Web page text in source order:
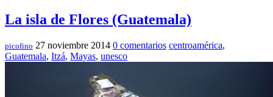
La isla de Flores (Guatemala)
picofino 27 noviembre 2014 0 comentarios centroamérica,
Guatemala, Itzá, Mayas, unesco